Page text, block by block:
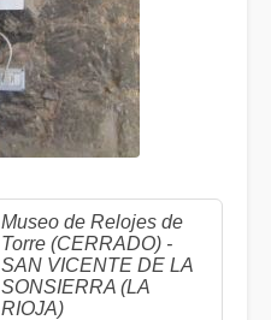
Museo de Relojes de
Torre (CERRADO) -
SAN VICENTE DE LA
SONSIERRA (LA
RIOJA)